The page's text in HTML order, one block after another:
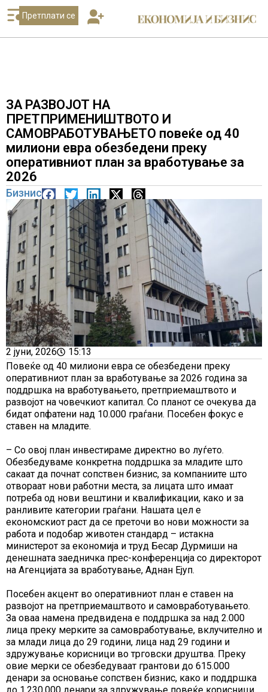
Претплати се
ЗА РАЗВОЈОТ НА
ПРЕТПРИМЕНИШТВОТО И
САМОВРАБОТУВАЊЕТО повеќе од 40
милиони евра обезбедени преку
оперативниот план за вработување за
2026
Бизнис
2 јуни, 2026
15:13
Повеќе од 40 милиони евра се обезбедени преку
оперативниот план за вработување за 2026 година за
поддршка на вработувањето, претприемаштвото и
развојот на човечкиот капитал. Со планот се очекува да
бидат опфатени над 10.000 граѓани. Посебен фокус е
ставен на младите.
– Со овој план инвестираме директно во луѓето.
Обезбедуваме конкретна поддршка за младите што
сакаат да почнат сопствен бизнис, за компаниите што
отвораат нови работни места, за лицата што имаат
потреба од нови вештини и квалификации, како и за
ранливите категории граѓани. Нашата цел е
економскиот раст да се преточи во нови можности за
работа и подобар животен стандард – истакна
министерот за економија и труд Бесар Дурмиши на
денешната заедничка прес-конференција со директорот
на Агенцијата за вработување, Аднан Ејуп.
Посебен акцент во оперативниот план е ставен на
развојот на претприемаштвото и самовработувањето.
За оваа намена предвидена е поддршка за над 2.000
лица преку мерките за самовработување, вклучително и
за млади лица до 29 години, лица над 29 години и
здружување корисници во трговски друштва. Преку
овие мерки се обезбедуваат грантови до 615.000
денари за основање сопствен бизнис, како и поддршка